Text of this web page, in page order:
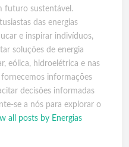
futuro sustentável.
das energias
e inspirar indivíduos,
soluções de energia
eólica, hidroelétrica e nas
informações
decisões informadas
se a nós para explorar o
all posts by Energias